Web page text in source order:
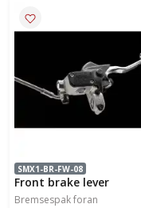
SMX1-BR-FW-08
Front brake lever
Bremsespak foran